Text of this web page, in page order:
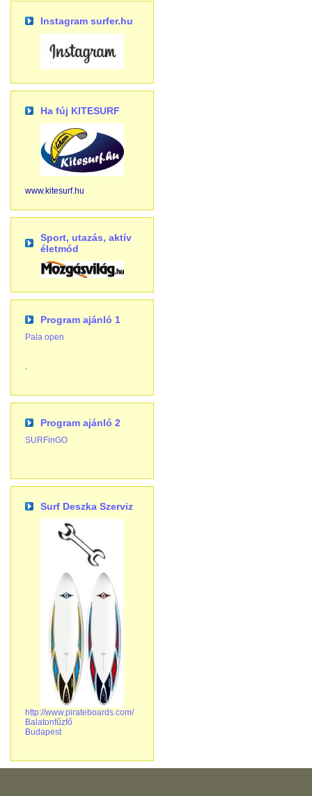
Instagram surfer.hu
Ha fúj KITESURF
www.kitesurf.hu
Sport, utazás, aktív
életmód
Program ajánló 1
Pala open
.
Program ajánló 2
SURFinGO
Surf Deszka Szerviz
http://www.pirateboards.com/
Balatonfűzfő
Budapest